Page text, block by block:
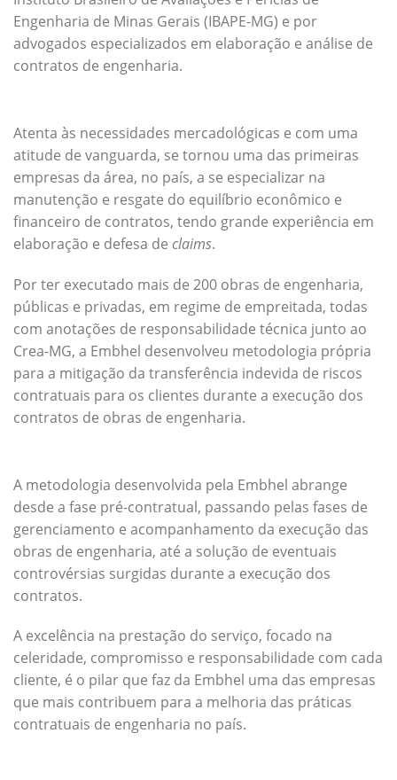
Engenharia de Minas Gerais (IBAPE-MG) e por
advogados especializados em elaboração e análise de
contratos de engenharia.
Atenta às necessidades mercadológicas e com uma
atitude de vanguarda, se tornou uma das primeiras
empresas da área, no país, a se especializar na
manutenção e resgate do equilíbrio econômico e
financeiro de contratos, tendo grande experiência em
elaboração e defesa de claims.
Por ter executado mais de 200 obras de engenharia,
públicas e privadas, em regime de empreitada, todas
com anotações de responsabilidade técnica junto ao
Crea-MG, a Embhel desenvolveu metodologia própria
para a mitigação da transferência indevida de riscos
contratuais para os clientes durante a execução dos
contratos de obras de engenharia.
A metodologia desenvolvida pela Embhel abrange
desde a fase pré-contratual, passando pelas fases de
gerenciamento e acompanhamento da execução das
obras de engenharia, até a solução de eventuais
controvérsias surgidas durante a execução dos
contratos.
A excelência na prestação do serviço, focado na
celeridade, compromisso e responsabilidade com cada
cliente, é o pilar que faz da Embhel uma das empresas
que mais contribuem para a melhoria das práticas
contratuais de engenharia no país.